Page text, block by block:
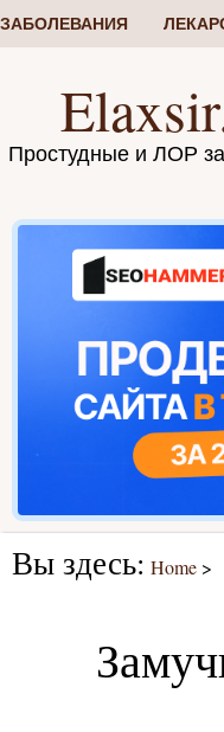
ЗАБОЛЕВАНИЯ
Простудные и ЛОР
Вы здесь: Home